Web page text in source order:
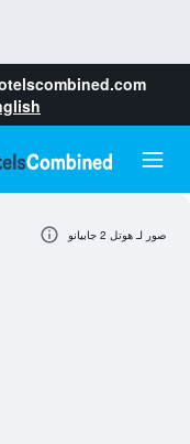
صور لـ هوتل 2 جابيانو